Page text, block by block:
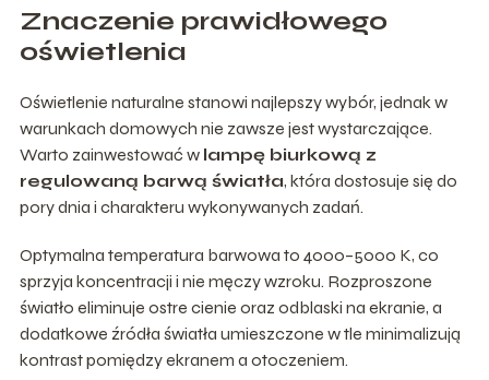
Znaczenie prawidłowego
oświetlenia
Oświetlenie naturalne stanowi najlepszy wybór, jednak w
warunkach domowych nie zawsze jest wystarczające.
Warto zainwestować w lampę biurkową z
regulowaną barwą światła, która dostosuje się do
pory dnia i charakteru wykonywanych zadań.
Optymalna temperatura barwowa to 4000–5000 K, co
sprzyja koncentracji i nie męczy wzroku. Rozproszone
światło eliminuje ostre cienie oraz odblaski na ekranie, a
dodatkowe źródła światła umieszczone w tle minimalizują
kontrast pomiędzy ekranem a otoczeniem.